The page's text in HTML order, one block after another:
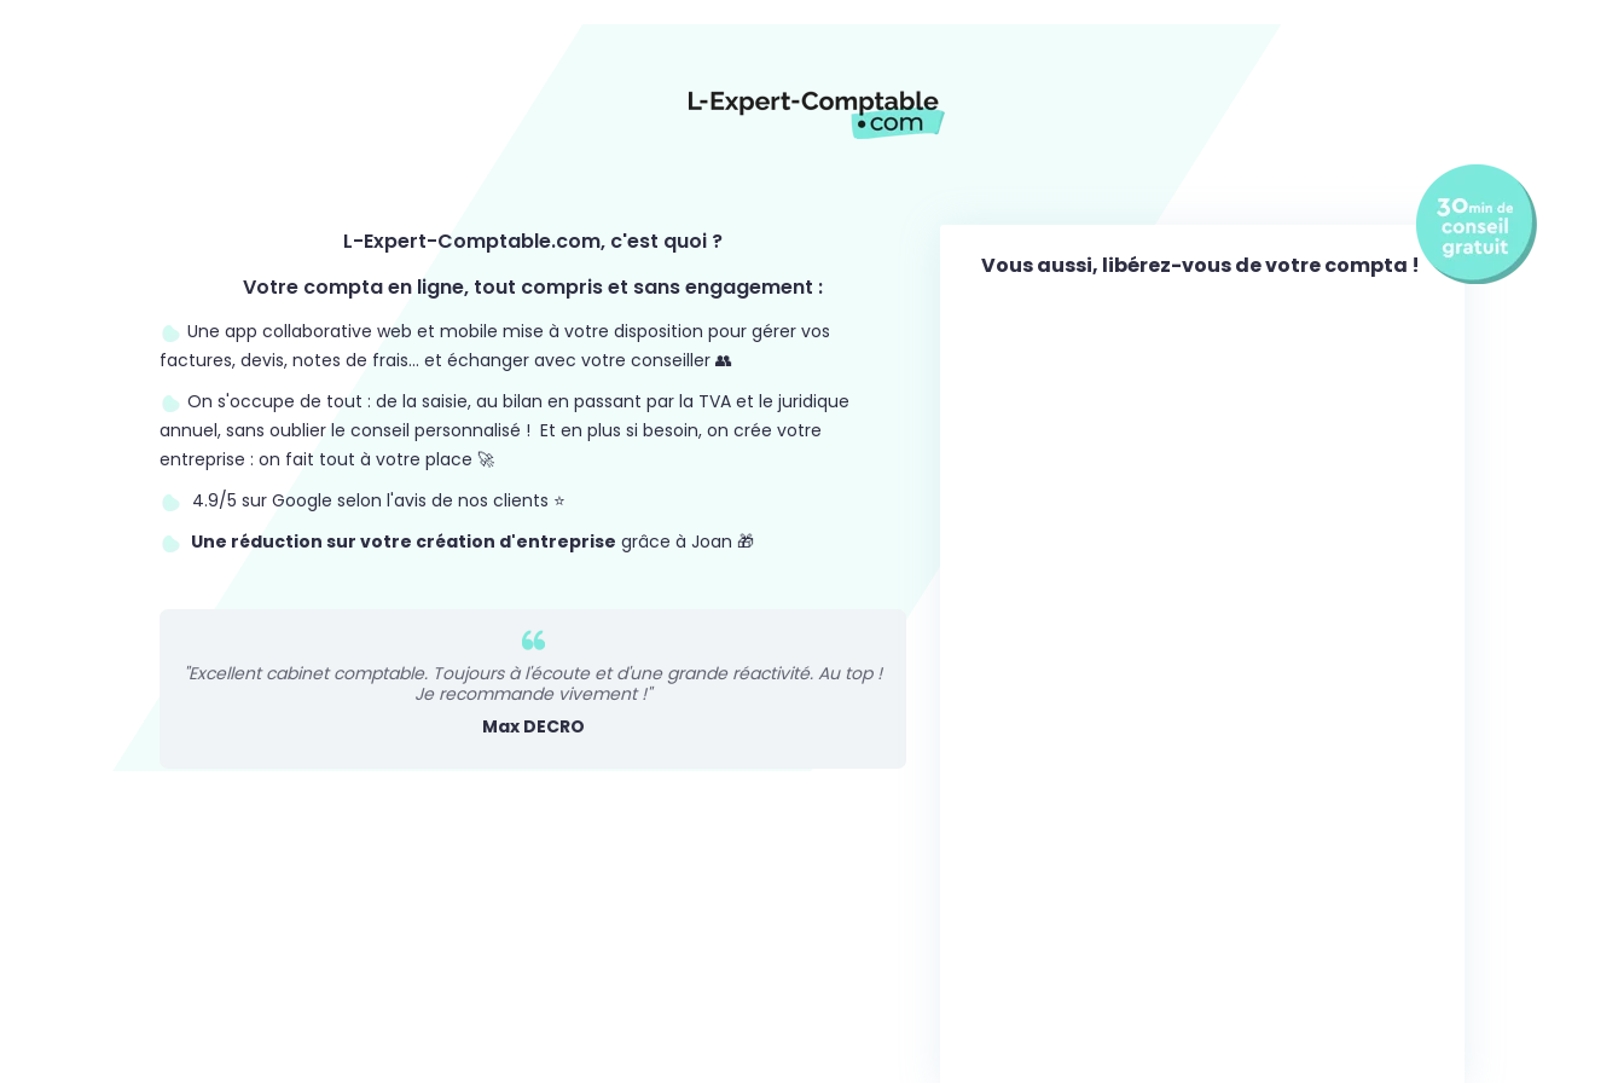
L-Expert-Comptable.com, c'est quoi ?
Votre compta en ligne, tout compris et sans engagement :
Une app collaborative web et mobile mise à votre disposition pour gérer vos
factures, devis, notes de frais... et échanger avec votre conseiller 👥
On s'occupe de tout : de la saisie, au bilan en passant par la TVA et le juridique
annuel, sans oublier le conseil personnalisé ! Et en plus si besoin, on crée votre
entreprise : on fait tout à votre place 🚀
4.9/5 sur Google selon l'avis de nos clients ⭐️
Une réduction sur votre création d'entreprise grâce à Joan 🎁
"Excellent cabinet comptable. Toujours à l'écoute et d'une grande réactivité. Au top !
Je recommande vivement !"
Max DECRO
Vous aussi, libérez-vous de votre compta !